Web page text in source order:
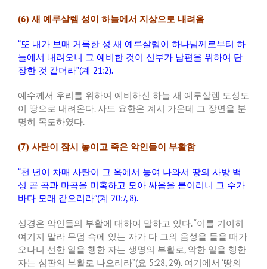
(6) 새 예루살렘 성이 하늘에서 지상으로 내려옴
“또 내가 보매 거룩한 성 새 예루살렘이 하나님께로부터 하
늘에서 내려오니 그 예비한 것이 신부가 남편을 위하여 단
장한 것 같더라”(계 21:2).
예수께서 우리를 위하여 예비하신 하늘 새 예루살렘 도성도
이 땅으로 내려온다.사도 요한은 계시 가운데 그 장면을 분
명히 목도하였다.
(7) 사탄이 잠시 놓이고 죽은 악인들이 부활함
“천 년이 차매 사탄이 그 옥에서 놓여 나와서 땅의 사방 백
성 곧 곡과 마곡을 미혹하고 모아 싸움을 붙이리니 그 수가
바다 모래 같으리라”(계 20:7, 8).
성경은 악인들의 부활에 대하여 말하고 있다. “이를 기이히
여기지 말라 무덤 속에 있는 자가 다 그의 음성을 들을 때가
오나니 선한 일을 행한 자는 생명의 부활로, 악한 일을 행한
자는 심판의 부활로 나오리라”(요 5:28, 29). 여기에서 ‘땅의